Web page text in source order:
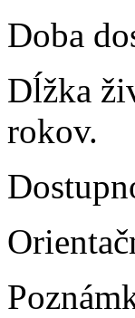
Doba
Dĺžka
rokov.